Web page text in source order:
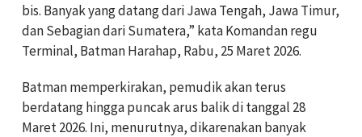
bis. Banyak yang datang dari Jawa Tengah, Jawa Timur,
dan Sebagian dari Sumatera,” kata Komandan regu
Terminal, Batman Harahap, Rabu, 25 Maret 2026.
Batman memperkirakan, pemudik akan terus
berdatang hingga puncak arus balik di tanggal 28
Maret 2026. Ini, menurutnya, dikarenakan banyak